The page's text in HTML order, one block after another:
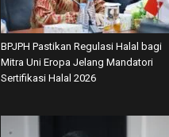
BPJPH Pastikan Regulasi Halal bagi
Mitra Uni Eropa Jelang Mandatori
Sertifikasi Halal 2026